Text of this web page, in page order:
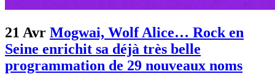
21 Avr Mogwai, Wolf Alice… Rock en
Seine enrichit sa déjà très belle
programmation de 29 nouveaux noms